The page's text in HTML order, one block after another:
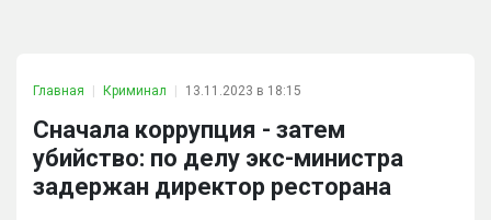
Главная Криминал 13.11.2023 в 18:15
Сначала коррупция - затем
убийство: по делу экс-министра
задержан директор ресторана